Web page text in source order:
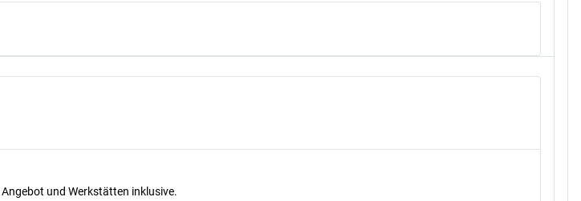
und Werkstätten inklusive.